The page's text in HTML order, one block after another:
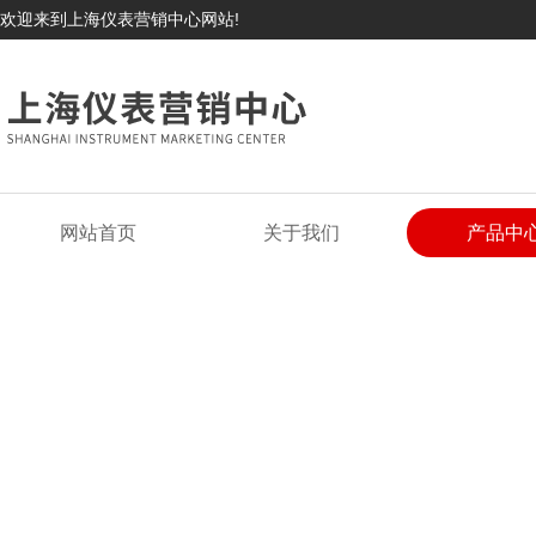
欢迎来到上海仪表营销中心网站!
网站首页 关于我们 产品中